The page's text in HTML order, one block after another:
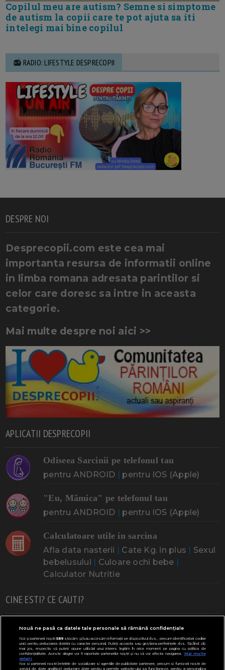
Copilul meu are autism? Semne si simptome
de autism la copii care te pot ajuta sa iti
intelegi mai bine copilul
📻 RADIO: LIFESTYLE DESPRECOPII
DESPRE NOI
Desprecopii.com este cea mai
importanta resursa de informatii online
in limba romana adresata parintilor si
celor care doresc sa intre in aceasta
categorie.
Mai multe despre noi aici >>
APLICATII DESPRECOPII
Odiseea Sarcinii pe telefonul tau
pentru ANDROID | pentru IOS (Apple)
"Eu, Mămica" pe telefonul tau
pentru ANDROID | pentru IOS (Apple)
Calculatoare utile in sarcina
Afla data nasterii | Cate Kg. in plus | Sexul
bebelusului | Culoare ochi bebe |
Calculator Nutritie
CINE ESTI? CE CAUTI?
Doresc un copil Adoptia Probleme cu sarcina
Urmeaza sa nasc Probleme alaptare Bebe plange
Bebe febra Caut bona Cresa, Gradinta
Nouă ne pasă ca datele tale personale să rămână confidențiale
Noi și partenerii noștri589stocăm și/sau accesăm informații pe dispozitivul dvs., precum identificatorii cookie
unici pentru prelucrarea datelor cu caracter personal. Puteți accepta sau gestiona preferințele dvs. făcând clic
mai jos, respectiv vă puteți opune utilizării unui interes legitim în orice moment pe pagina cu politica de
confidențialitate. Aceste alegeri vor fi raportate partenerilor noștri și nu vă vor afecta navigarea.
Mai multe
detalii
Noi si partenerii nostri (retelele de socializare si agentiile de publicitate partenere, precum si furnizorii nostri de
servicii de date analitice) prelucram date pentru a permite website-ului sa functioneze, pentru a personaliza